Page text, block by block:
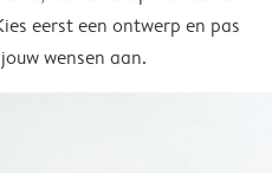
eerst een ontwerp en pas
wensen aan.